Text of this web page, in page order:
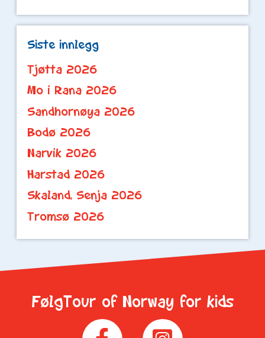
Siste innlegg
Tjøtta 2026
Mo i Rana 2026
Sandhornøya 2026
Bodø 2026
Narvik 2026
Harstad 2026
Skaland, Senja 2026
Tromsø 2026
FølgTour of Norway for kids